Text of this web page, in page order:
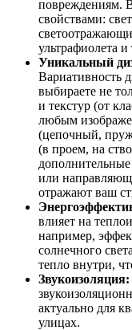
повреждениям.
свойствами:
ультрафиолета и
Уникальный
Вариативность
выбираете не
и текстур (от
любым
(цепочный,
(в проем, на
дополнительные
или
отражают ваш
влияет на
например,
солнечного
тепло внутри,
Звукоизоляция:
актуально для
улицах.